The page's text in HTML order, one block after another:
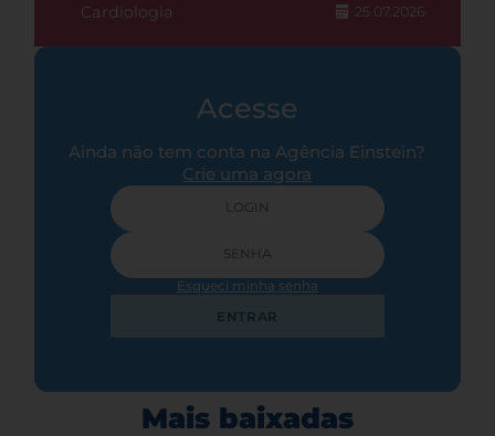
Cardiologia 25.07.2026
Acesse
Ainda não tem conta na Agência Einstein?
Crie uma agora
Esqueci minha senha
ENTRAR
Mais baixadas